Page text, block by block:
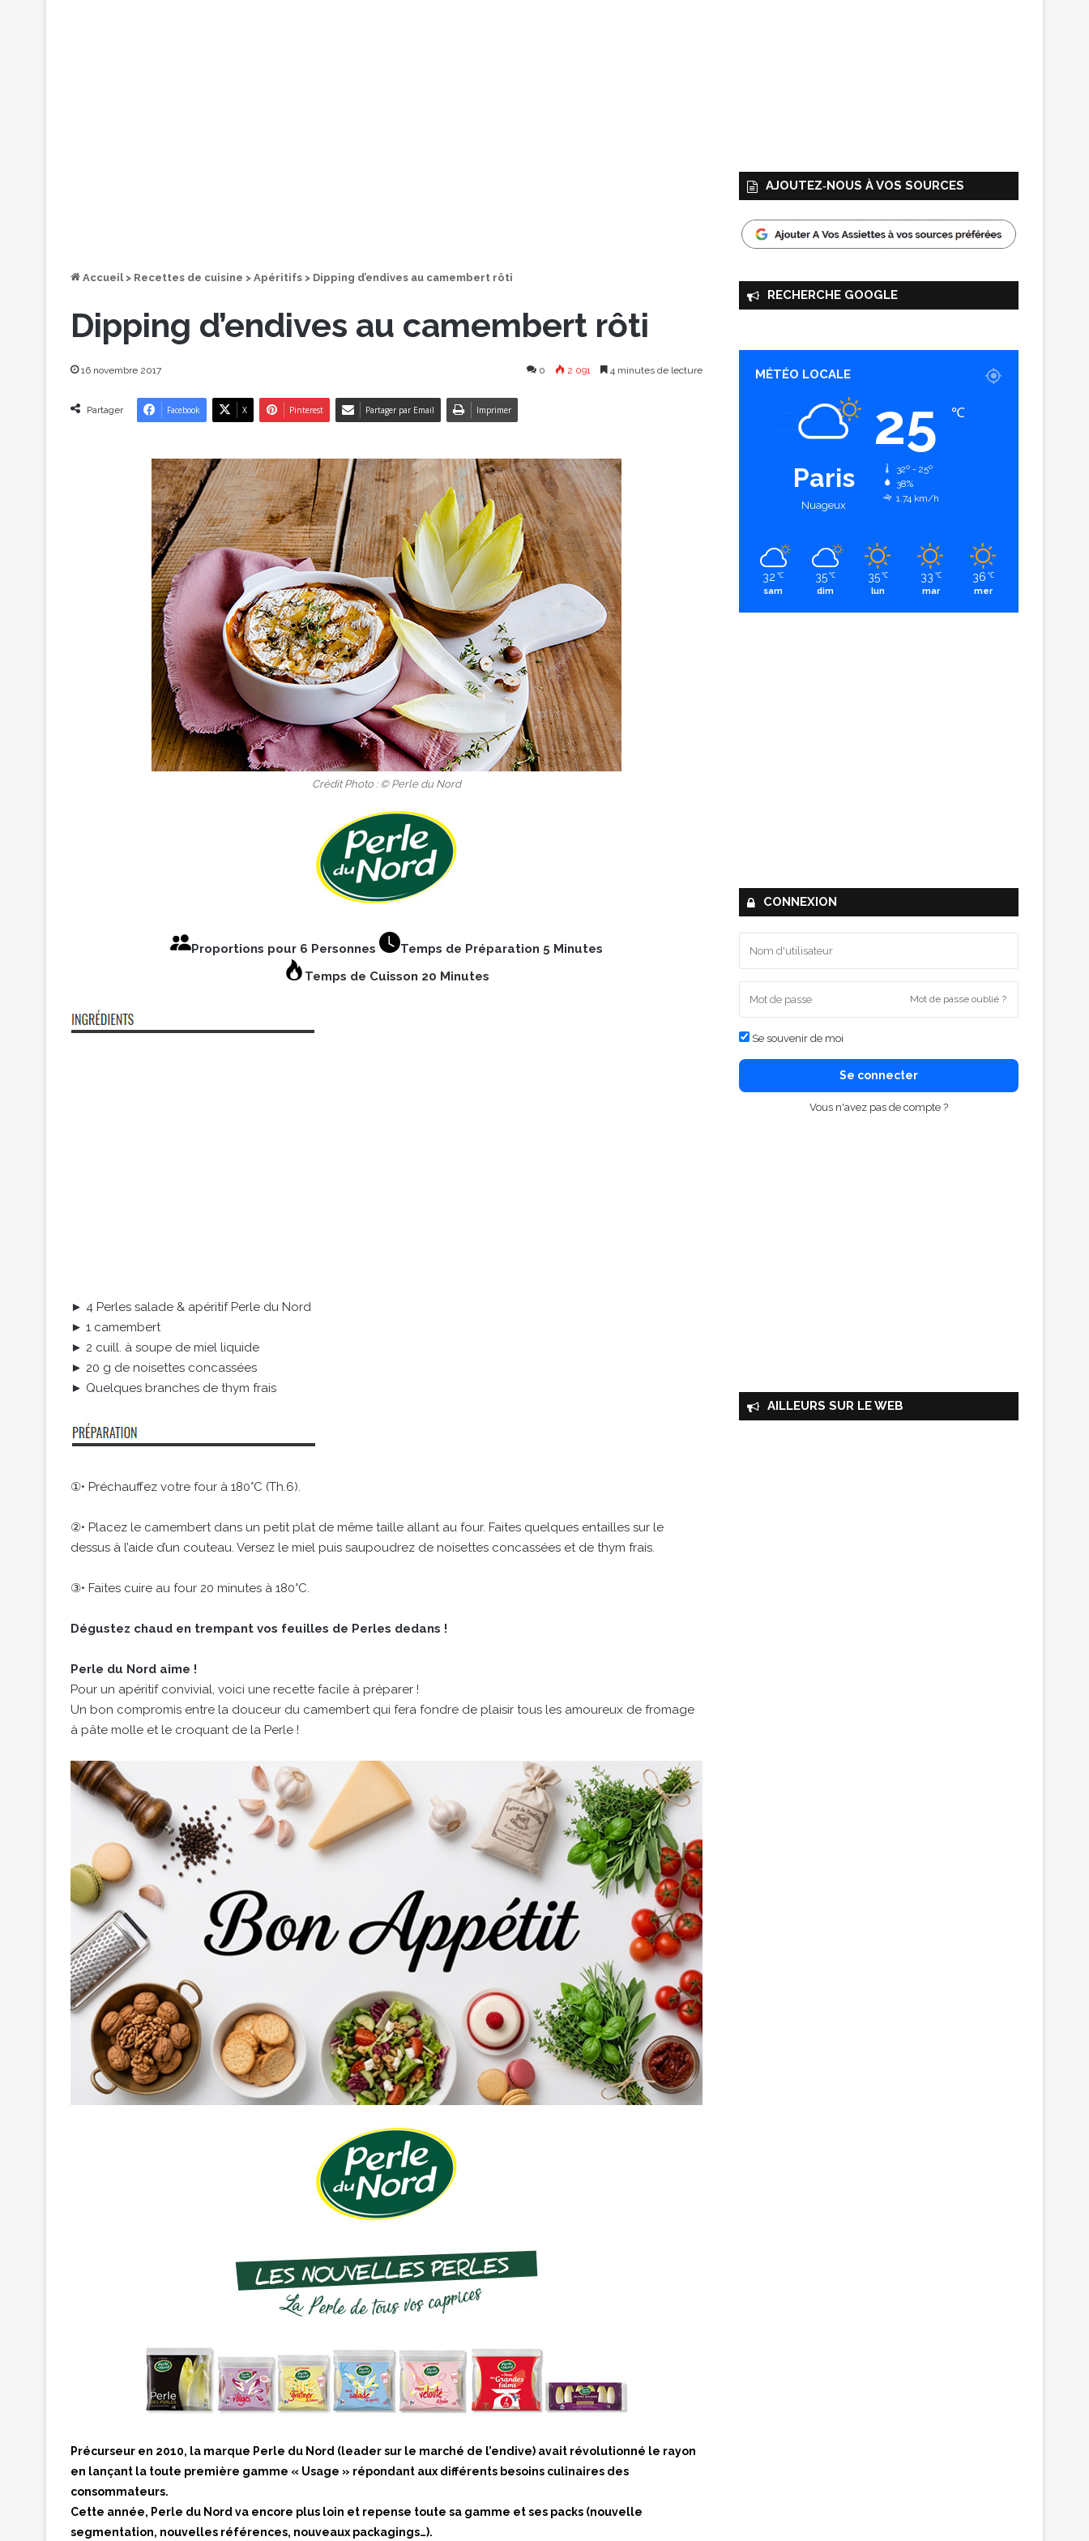
Accueil > Recettes de cuisine > Apéritifs > Dipping d’endives au camembert rôti
Dipping d’endives au camembert rôti
16 novembre 2017 0 2 091 4 minutes de lecture
Partager Facebook X Pinterest Partager par Email Imprimer
Crédit Photo : © Perle du Nord
Proportions pour 6 Personnes
Temps de Préparation 5 Minutes
Temps de Cuisson 20 Minutes
► 4 Perles salade & apéritif Perle du Nord
► 1 camembert
► 2 cuill. à soupe de miel liquide
► 20 g de noisettes concassées
► Quelques branches de thym frais
①• Préchauffez votre four à 180°C (Th.6).
②• Placez le camembert dans un petit plat de même taille allant au four. Faites quelques entailles sur le
dessus à l’aide d’un couteau. Versez le miel puis saupoudrez de noisettes concassées et de thym frais.
③• Faites cuire au four 20 minutes à 180°C.
Dégustez chaud en trempant vos feuilles de Perles dedans !
Perle du Nord aime !
Pour un apéritif convivial, voici une recette facile à préparer !
Un bon compromis entre la douceur du camembert qui fera fondre de plaisir tous les amoureux de fromage
à pâte molle et le croquant de la Perle !
Précurseur en 2010, la marque Perle du Nord (leader sur le marché de l’endive) avait révolutionné le rayon
en lançant la toute première gamme « Usage » répondant aux différents besoins culinaires des
consommateurs.
Cette année, Perle du Nord va encore plus loin et repense toute sa gamme et ses packs (nouvelle
segmentation, nouvelles références, nouveaux packagings…).
AJOUTEZ‑NOUS À VOS SOURCES
RECHERCHE GOOGLE
MÉTÉO LOCALE
Paris
Nuageux
25 ℃
32º - 25º
38%
1.74 km/h
32 ℃
sam
35 ℃
dim
35 ℃
lun
33 ℃
mar
36 ℃
mer
CONNEXION
Mot de passe oublié ?
Se souvenir de moi
Se connecter
Vous n'avez pas de compte ?
AILLEURS SUR LE WEB